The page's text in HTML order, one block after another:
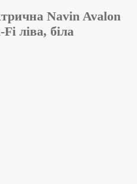
Navin Avalon
ліва, біла